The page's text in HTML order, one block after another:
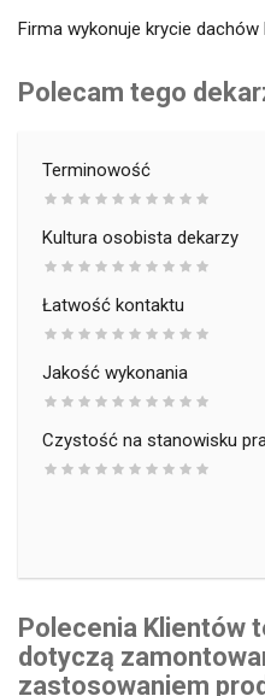
Firma wykonuje krycie
Polecam tego
Terminowość
Kultura osobista dekarzy
Łatwość kontaktu
Jakość wykonania
Czystość na stanowisku
Polecenia Klientów
dotyczą
zastosowaniem